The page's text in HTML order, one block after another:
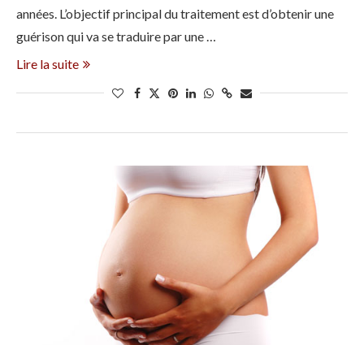
années. L’objectif principal du traitement est d’obtenir une
guérison qui va se traduire par une …
Lire la suite